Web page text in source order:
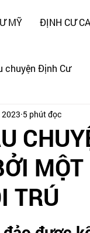
MỸ ĐỊNH CƯ
chuyện Định Cư
CÂU CHUYỆN
TRÚ
5 phút đọc